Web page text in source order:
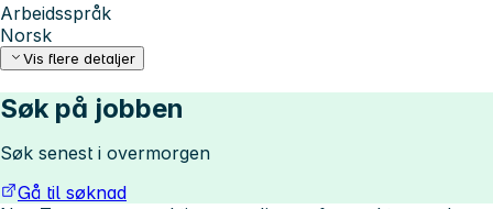
Arbeidsspråk
Norsk
Vis flere detaljer
Søk på jobben
Søk senest i overmorgen
Gå til søknad